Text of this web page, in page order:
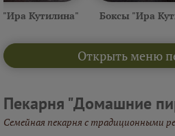
Открыть меню
"Ира Кутилина" Боксы "Ира
Пекарня "Домашние
Семейная пекарня с традиционными